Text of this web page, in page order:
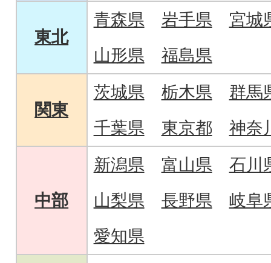
東北
青森県 岩手県
宮城
山形県
福島県
関東
茨城県 栃木県
群馬
千葉県
東京都 神奈
中部
新潟県 富山県
石川
山梨県
長野県
岐阜
愛知県